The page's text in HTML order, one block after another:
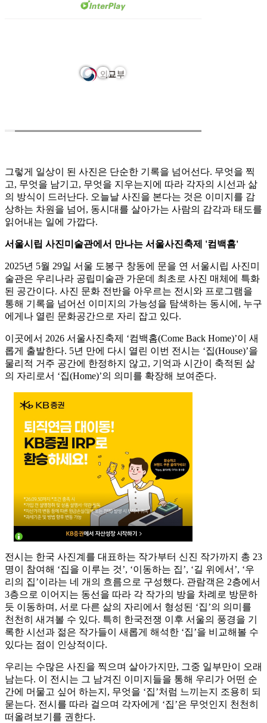
그렇게 일상이 된 사진은 단순한 기록을 넘어선다. 무엇을 찍
고, 무엇을 남기고, 무엇을 지우는지에 따라 각자의 시선과 삶
의 방식이 드러난다. 오늘날 사진을 본다는 것은 이미지를 감
상하는 차원을 넘어, 동시대를 살아가는 사람의 감각과 태도를
읽어내는 일에 가깝다.
서울시립 사진미술관에서 만나는 서울사진축제 '컴백홈'
2025년 5월 29일 서울 도봉구 창동에 문을 연 서울시립 사진미
술관은 우리나라 공립미술관 가운데 최초로 사진 매체에 특화
된 공간이다. 사진 문화 전반을 아우르는 전시와 프로그램을
통해 기록을 넘어선 이미지의 가능성을 탐색하는 동시에, 누구
에게나 열린 문화공간으로 자리 잡고 있다.
이곳에서 2026 서울사진축제 ‘컴백홈(Come Back Home)’이 새
롭게 출발한다. 5년 만에 다시 열린 이번 전시는 ‘집(House)’을
물리적 거주 공간에 한정하지 않고, 기억과 시간이 축적된 삶
의 자리로서 ‘집(Home)’의 의미를 확장해 보여준다.
전시는 한국 사진계를 대표하는 작가부터 신진 작가까지 총 23
명이 참여해 ‘집을 이루는 것’, ‘이동하는 집’, ‘길 위에서’, ‘우
리의 집’이라는 네 개의 흐름으로 구성했다. 관람객은 2층에서
3층으로 이어지는 동선을 따라 각 작가의 방을 차례로 방문하
듯 이동하며, 서로 다른 삶의 자리에서 형성된 ‘집’의 의미를
천천히 새겨볼 수 있다. 특히 한국전쟁 이후 서울의 풍경을 기
록한 시선과 젊은 작가들이 새롭게 해석한 ‘집’을 비교해볼 수
있다는 점이 인상적이다.
우리는 수많은 사진을 찍으며 살아가지만, 그중 일부만이 오래
남는다. 이 전시는 그 남겨진 이미지들을 통해 우리가 어떤 순
간에 머물고 싶어 하는지, 무엇을 ‘집’처럼 느끼는지 조용히 되
묻는다. 전시를 따라 걸으며 각자에게 ‘집’은 무엇인지 천천히
떠올려보기를 권한다.